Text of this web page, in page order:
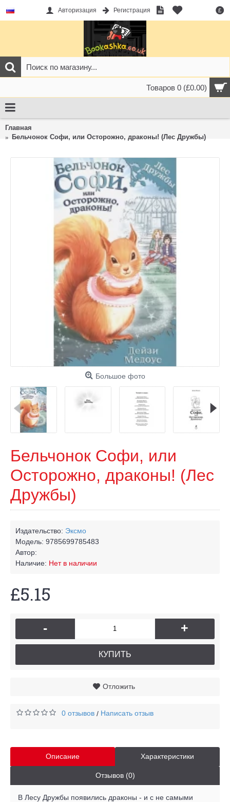
£
Авторизация Регистрация
Товаров 0 (£0.00)
Главная
Бельчонок Софи, или Осторожно, драконы! (Лес Дружбы)
Большое фото
Бельчонок Софи, или
Осторожно, драконы! (Лес
Дружбы)
Издательство: Эксмо
Модель: 9785699785483
Автор:
Наличие: Нет в наличии
£5.15
- +
КУПИТЬ
Отложить
0 отзывов / Написать отзыв
Описание Характеристики
Отзывов (0)
В Лесу Дружбы появились драконы - и с не самыми